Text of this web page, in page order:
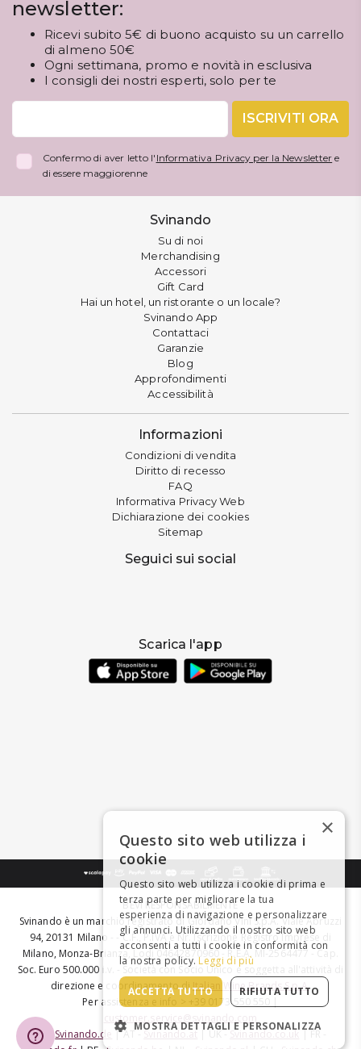
newsletter:
Ricevi subito 5€ di buono acquisto su un carrello
di almeno 50€
Ogni settimana, promo e novità in esclusiva
I consigli dei nostri esperti, solo per te
ISCRIVITI ORA
Confermo di aver letto l' Informativa Privacy per la Newsletter e
di essere maggiorenne
Svinando
Su di noi
Merchandising
Accessori
Gift Card
Hai un hotel, un ristorante o un locale?
Svinando App
Contattaci
Garanzie
Blog
Approfondimenti
Accessibilità
Informazioni
Condizioni di vendita
Diritto di recesso
FAQ
Informativa Privacy Web
Dichiarazione dei cookies
Sitemap
Seguici sui social
Scarica l'app
BEVI RESPONSABILMENTE
Svinando è un marchio registrato di Giordano Vini S.p.A. Viale Abruzzi
94, 20131 Milano - - C.F., P.IVA e Nr. Iscrizione Registro Imprese di
Milano, Monza-Brianza, Lodi 04642870960 - R.E.A. MI-2564477 - Cap.
Soc. Euro 500.000 i.v. - Società con Socio Unico e soggetta all'attività di
direzione e coordinamento diItalian Wine Brands S.p.A.
Per assistenza e info > +39 0173 550 550 |
customer.service@svinando.com
DE -Svinando.de | AT -Svinando.at | UK - Svinando.co.uk| FR -
×
Questo sito web utilizza i
cookie
Questo sito web utilizza i cookie di prima e
terza parte per migliorare la tua
esperienza di navigazione e personalizzare
gli annunci. Utilizzando il nostro sito web
acconsenti a tutti i cookie in conformità con
la nostra policy. Leggi di più
ACCETTA TUTTO RIFIUTA TUTTO
MOSTRA DETTAGLI E PERSONALIZZA